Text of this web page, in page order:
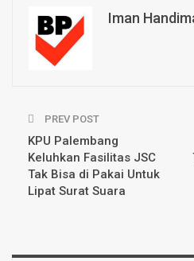
Iman
PREV POST
KPU Palembang
Keluhkan Fasilitas JSC
Tak Bisa di Pakai Untuk
Lipat Surat Suara